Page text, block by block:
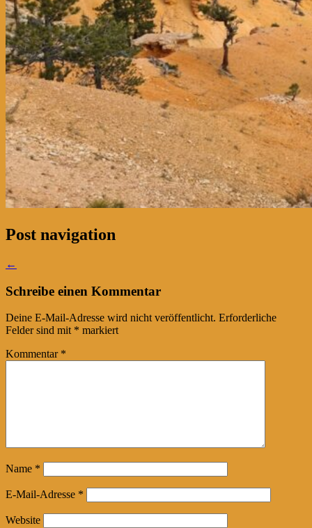
Post navigation
←
Schreibe einen Kommentar
Deine E-Mail-Adresse wird nicht veröffentlicht. Erforderliche
Felder sind mit * markiert
Kommentar *
Name *
E-Mail-Adresse *
Website